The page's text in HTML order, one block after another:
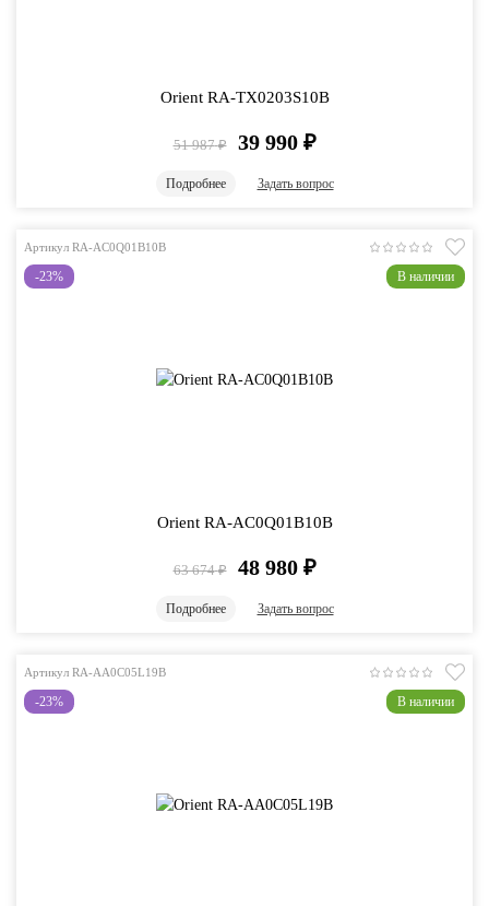
Orient RA-TX0203S10B
51 987 ₽ 39 990 ₽
Подробнее Задать вопрос
Артикул RA-AC0Q01B10B
-23% В наличии
Orient RA-AC0Q01B10B
63 674 ₽ 48 980 ₽
Подробнее Задать вопрос
Артикул RA-AA0C05L19B
-23% В наличии